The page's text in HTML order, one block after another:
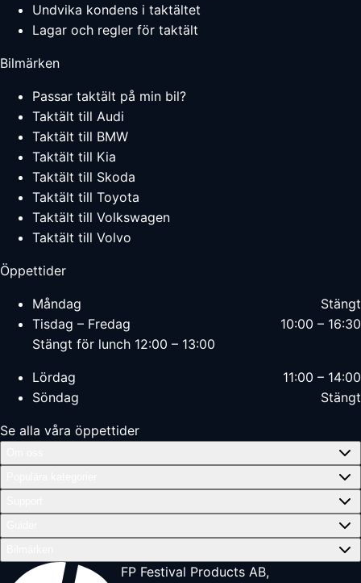
Undvika kondens i taktältet
Lagar och regler för taktält
Bilmärken
Passar taktält på min bil?
Taktält till Audi
Taktält till BMW
Taktält till Kia
Taktält till Skoda
Taktält till Toyota
Taktält till Volkswagen
Taktält till Volvo
Öppettider
Måndag
Stängt
Tisdag – Fredag
10:00 – 16:30
Stängt för lunch 12:00 – 13:00
Lördag
11:00 – 14:00
Söndag
Stängt
Se alla våra öppettider
FP Festival Products AB,